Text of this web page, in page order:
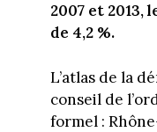
2007 et 2013,
de 4,2 %.
L’atlas de la
conseil de
formel :